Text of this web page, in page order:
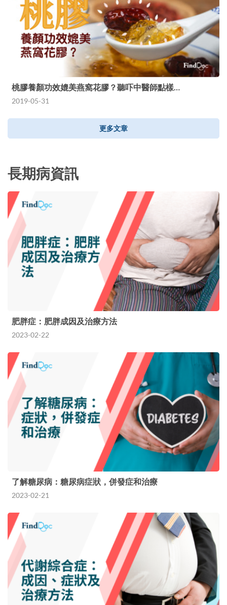
桃膠養顏功效媲美燕窩花膠？聽吓中醫師點樣…
2019-05-31
更多文章
長期病資訊
肥胖症：肥胖成因及治療方法
2023-02-22
了解糖尿病：糖尿病症狀，併發症和治療
2023-02-21